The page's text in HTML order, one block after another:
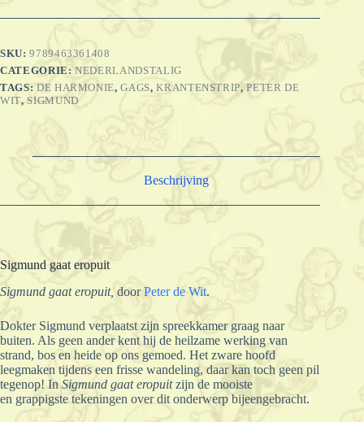
SKU:9789463361408
CATEGORIE:NEDERLANDSTALIG
TAGS: DE HARMONIE,GAGS,KRANTENSTRIP,PETER DE
WIT,SIGMUND
Beschrijving
Sigmund gaat eropuit
Sigmund gaat eropuit, doorPeter de Wit.
Dokter Sigmund verplaatst zijn spreekkamer graag naar
buiten. Als geen ander kent hij de heilzame werking van
strand, bos en heide op ons gemoed. Het zware hoofd
leegmaken tijdens een frisse wandeling, daar kan toch geen pil
tegenop! In Sigmund gaat eropuitzijn de mooiste
en grappigste tekeningen over dit onderwerp bijeengebracht.